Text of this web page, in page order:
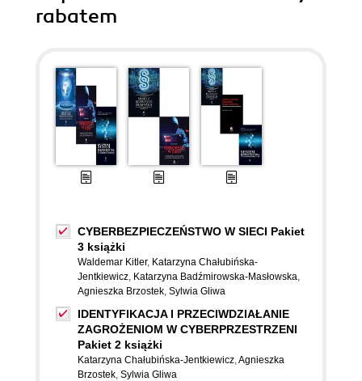
rabatem
CYBERBEZPIECZEŃSTWO W SIECI Pakiet
3 książki
Waldemar Kitler, Katarzyna Chałubińska-
Jentkiewicz, Katarzyna Badźmirowska-Masłowska,
Agnieszka Brzostek, Sylwia Gliwa
IDENTYFIKACJA I PRZECIWDZIAŁANIE
ZAGROŻENIOM W CYBERPRZESTRZENI
Pakiet 2 książki
Katarzyna Chałubińska-Jentkiewicz,Agnieszka
Brzostek, Sylwia Gliwa